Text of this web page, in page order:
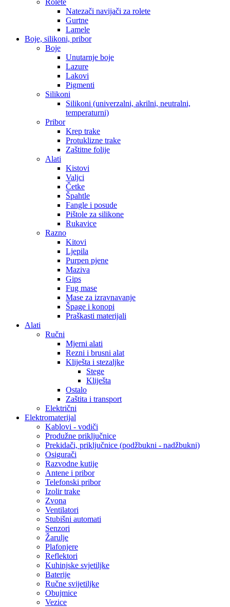
Rolete
Natezači navijači za rolete
Gurtne
Lamele
Boje, silikoni, pribor
Boje
Unutarnje boje
Lazure
Lakovi
Pigmenti
Silikoni
Silikoni (univerzalni, akrilni, neutralni,
temperaturni)
Pribor
Krep trake
Protuklizne trake
Zaštitne folije
Alati
Kistovi
Valjci
Četke
Špahtle
Fangle i posude
Pištole za silikone
Rukavice
Razno
Kitovi
Ljepila
Purpen pjene
Maziva
Gips
Fug mase
Mase za izravnavanje
Špage i konopi
Praškasti materijali
Alati
Ručni
Mjerni alati
Rezni i brusni alat
Kliješta i stezaljke
Stege
Kliješta
Ostalo
Zaštita i transport
Električni
Elektromaterijal
Kablovi - vodiči
Produžne priključnice
Prekidači, priključnice (podžbukni - nadžbukni)
Osigurači
Razvodne kutije
Antene i pribor
Telefonski pribor
Izolir trake
Zvona
Ventilatori
Stubišni automati
Senzori
Žarulje
Plafonjere
Reflektori
Kuhinjske svjetiljke
Baterije
Ručne svijetiljke
Obujmice
Vezice